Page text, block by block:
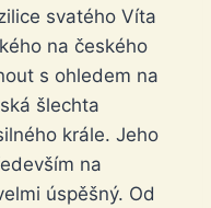
svatého Víta
na českého
s ohledem na
šlechta
krále. Jeho
na
úspěšný. Od